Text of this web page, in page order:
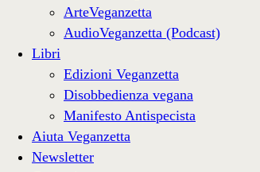
ArteVeganzetta
AudioVeganzetta (Podcast)
Libri
Edizioni Veganzetta
Disobbedienza vegana
Manifesto Antispecista
Aiuta Veganzetta
Newsletter